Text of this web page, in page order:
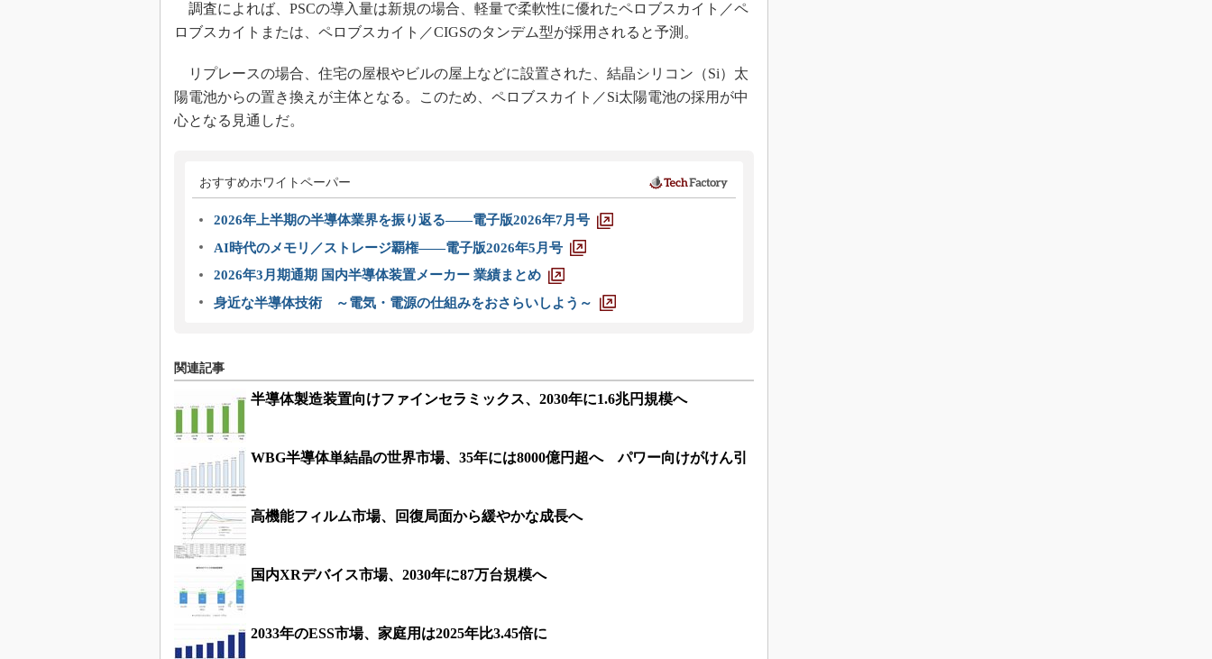
調査によれば、PSCの導入量は新規の場合、軽量で柔軟性に優れたペロブスカイト／ペ
ロブスカイトまたは、ペロブスカイト／CIGSのタンデム型が採用されると予測。
リプレースの場合、住宅の屋根やビルの屋上などに設置された、結晶シリコン（Si）太
陽電池からの置き換えが主体となる。このため、ペロブスカイト／Si太陽電池の採用が中
心となる見通しだ。
おすすめホワイトペーパー
2026年上半期の半導体業界を振り返る――電子版2026年7月号
AI時代のメモリ／ストレージ覇権――電子版2026年5月号
2026年3月期通期 国内半導体装置メーカー 業績まとめ
身近な半導体技術 ～電気・電源の仕組みをおさらいしよう～
関連記事
半導体製造装置向けファインセラミックス、2030年に1.6兆円規模へ
WBG半導体単結晶の世界市場、35年には8000億円超へ パワー向けがけん引
高機能フィルム市場、回復局面から緩やかな成長へ
国内XRデバイス市場、2030年に87万台規模へ
2033年のESS市場、家庭用は2025年比3.45倍に